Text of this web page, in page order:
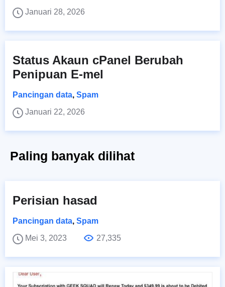
Januari 28, 2026
Status Akaun cPanel Berubah
Penipuan E-mel
Pancingan data, Spam
Januari 22, 2026
Paling banyak dilihat
Perisian hasad
Pancingan data, Spam
Mei 3, 2023
27,335